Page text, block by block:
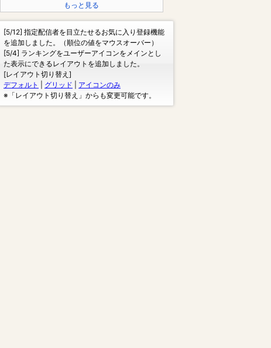
財經股市24小時直播｜
Taiwan EBC Financial
EBC 金融ニュース24 時
間オンライン放送｜대만
뉴스 생방송
Live: आज कहां करें इन्वेस्ट |
Business & Finance |
CNBC Awaaz
もっと見る
[5/12] 指定配信者を目立たせるお気に入り登録機能
を追加しました。（順位の値をマウスオーバー）
[5/4] ランキングをユーザーアイコンをメインとし
た表示にできるレイアウトを追加しました。
[レイアウト切り替え]
デフォルト
グリッド
アイコンのみ
※「レイアウト切り替え」からも変更可能です。